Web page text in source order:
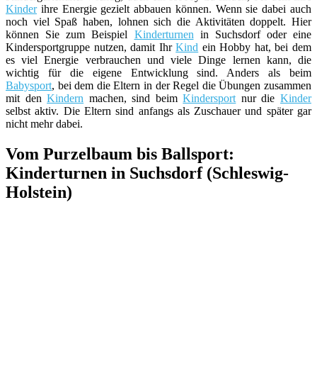
Kinderihre Energie gezielt abbauen können. Wenn sie dabei auch
noch viel Spaß haben, lohnen sich die Aktivitäten doppelt. Hier
können Sie zum Beispiel Kinderturnen in Suchsdorf oder eine
Kindersportgruppe nutzen, damit IhrKind ein Hobby hat, bei dem
es viel Energie verbrauchen und viele Dinge lernen kann, die
wichtig für die eigene Entwicklung sind. Anders als beim
Babysport, bei dem die Eltern in der Regel die Übungen zusammen
mit denKindern machen, sind beimKindersport nur dieKinder
selbst aktiv. Die Eltern sind anfangs als Zuschauer und später gar
nicht mehr dabei.
Vom Purzelbaum bis Ballsport:
Kinderturnen in Suchsdorf (Schleswig-
Holstein)